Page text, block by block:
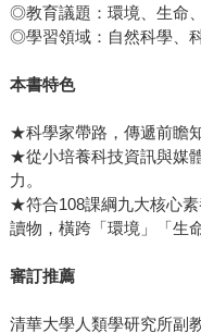
◎教育議題：環境、生命
◎學習領域：自然科學、
本書特色
★科學家帶路，傳遞前瞻
★從小培養科技資訊與媒
力。
★符合108課綱九大核心
讀物，橫跨「環境」「生
審訂推薦
清華大學人類學研究所